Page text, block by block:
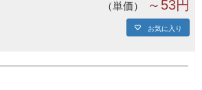
単価 ～53円
お気に入り